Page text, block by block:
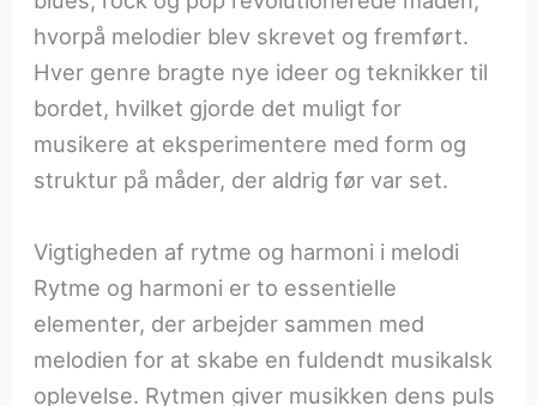
hvorpå melodier blev skrevet og fremført.
Hver genre bragte nye ideer og teknikker til
bordet, hvilket gjorde det muligt for
musikere at eksperimentere med form og
struktur på måder, der aldrig før var set.
Vigtigheden af rytme og harmoni i melodi
Rytme og harmoni er to essentielle
elementer, der arbejder sammen med
melodien for at skabe en fuldendt musikalsk
oplevelse. Rytmen giver musikken dens puls